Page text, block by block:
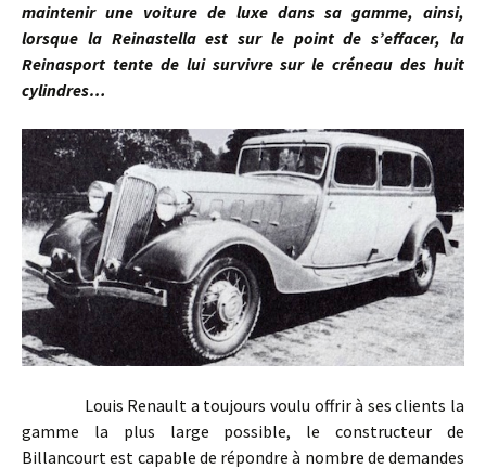
maintenir une voiture de luxe dans sa gamme, ainsi,
lorsque la Reinastella est sur le point de s’effacer, la
Reinasport tente de lui survivre sur le créneau des huit
cylindres…
Louis Renault a toujours voulu offrir à ses clients la
gamme la plus large possible, le constructeur de
Billancourt est capable de répondre à nombre de demandes